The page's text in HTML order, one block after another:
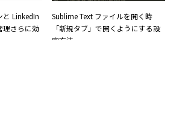
と LinkedIn
理さらに効
Sublime Text ファイルを開く時
「新規タブ」で開くようにする設
定方法